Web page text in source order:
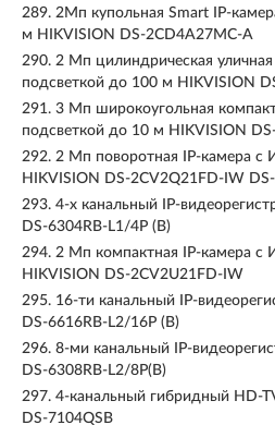
289. 2Мп купольная Smart IP-
м HIKVISION DS-2CD4A27MC-A
290. 2 Мп цилиндрическая
подсветкой до 100 м HIKVISION
291. 3 Мп широкоугольная
подсветкой до 10 м HIKVISION
292. 2 Мп поворотная IP-камера с
HIKVISION DS-2CV2Q21FD-IW
293. 4-х канальный IP-
DS-6304RB-L1/4P (B)
294. 2 Мп компактная IP-камера с
HIKVISION DS-2CV2U21FD-IW
295. 16-ти канальный IP-
DS-6616RB-L2/16P (B)
296. 8-ми канальный IP-
DS-6308RB-L2/8P(B)
297. 4-канальный гибридный HD-
DS-7104QSB